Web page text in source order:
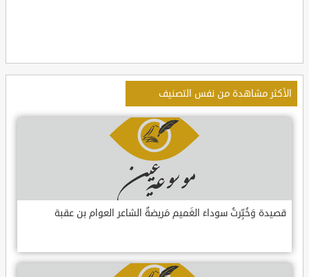
الأكثر مشاهدة من نفس التصنيف
قصيدة وَخُبِّرتُ سوداءَ الغَميم مَريضةٌ الشاعر العوام بن عقبة